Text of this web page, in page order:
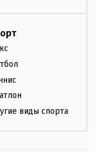
виды спорта